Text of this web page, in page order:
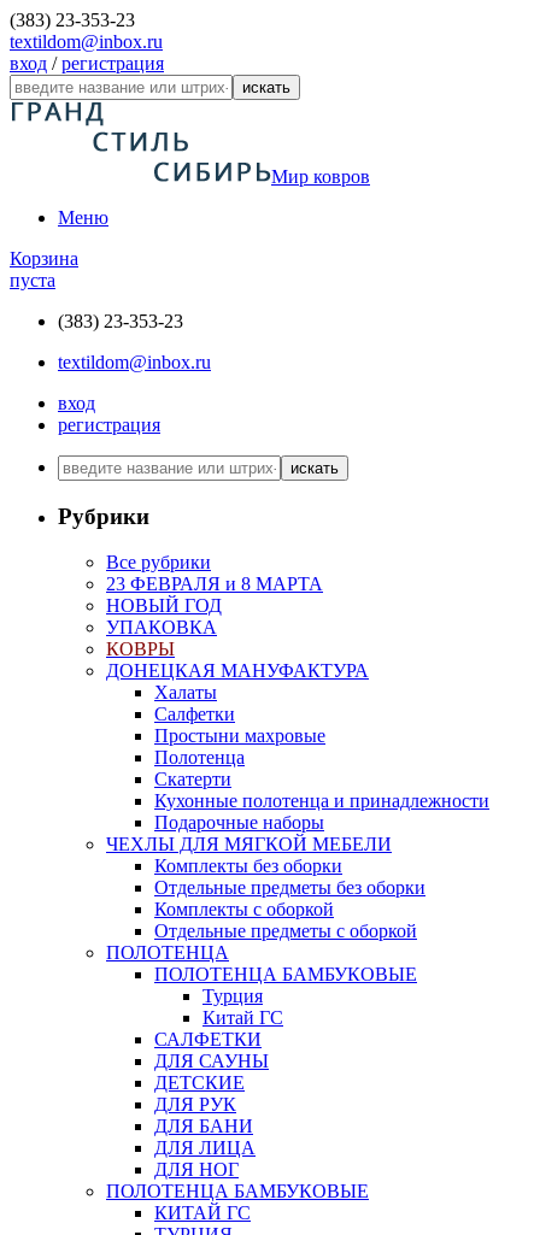
(383) 23-353-23
textildom@inbox.ru
вход /регистрация
искать
Мир ковров
Меню
Корзина
пуста
(383) 23-353-23
textildom@inbox.ru
вход
регистрация
искать
Рубрики
Все рубрики
23 ФЕВРАЛЯ и 8 МАРТА
НОВЫЙ ГОД
УПАКОВКА
КОВРЫ
ДОНЕЦКАЯ МАНУФАКТУРА
Халаты
Салфетки
Простыни махровые
Полотенца
Скатерти
Кухонные полотенца и принадлежности
Подарочные наборы
ЧЕХЛЫ ДЛЯ МЯГКОЙ МЕБЕЛИ
Комплекты без оборки
Отдельные предметы без оборки
Комплекты с оборкой
Отдельные предметы с оборкой
ПОЛОТЕНЦА
ПОЛОТЕНЦА БАМБУКОВЫЕ
Турция
Китай ГС
САЛФЕТКИ
ДЛЯ САУНЫ
ДЕТСКИЕ
ДЛЯ РУК
ДЛЯ БАНИ
ДЛЯ ЛИЦА
ДЛЯ НОГ
ПОЛОТЕНЦА БАМБУКОВЫЕ
КИТАЙ ГС